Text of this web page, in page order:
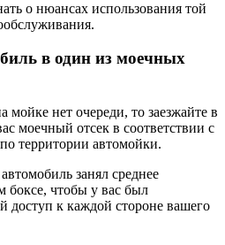
о нюансах использования той
в один из моечных
мойке нет очереди, то заезжайте в
моечный отсек в соответствии с
территории автомойки.
занял среднее
боксе, чтобы у вас был
доступ к каждой стороне вашего